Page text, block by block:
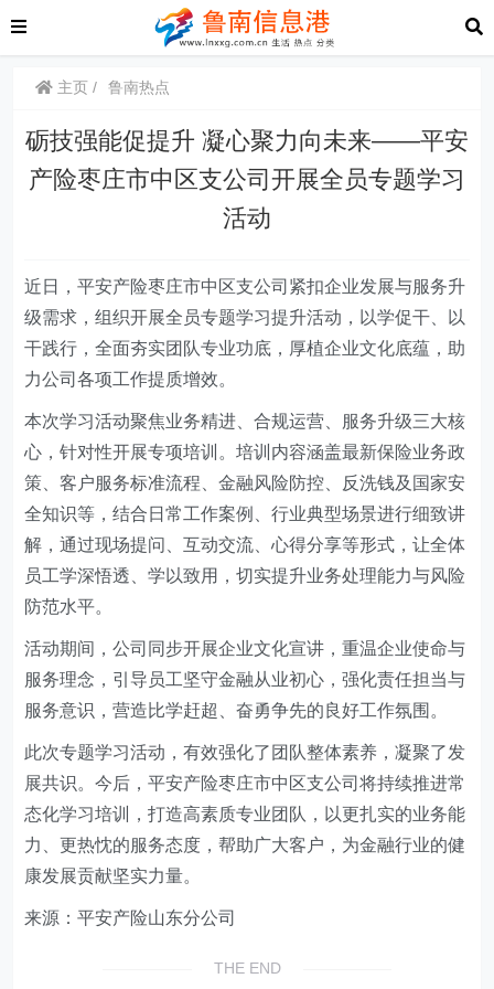
主页 鲁南热点
砺技强能促提升 凝心聚力向未来——平安
产险枣庄市中区支公司开展全员专题学习
活动
近日，平安产险枣庄市中区支公司紧扣企业发展与服务升
级需求，组织开展全员专题学习提升活动，以学促干、以
干践行，全面夯实团队专业功底，厚植企业文化底蕴，助
力公司各项工作提质增效。
本次学习活动聚焦业务精进、合规运营、服务升级三大核
心，针对性开展专项培训。培训内容涵盖最新保险业务政
策、客户服务标准流程、金融风险防控、反洗钱及国家安
全知识等，结合日常工作案例、行业典型场景进行细致讲
解，通过现场提问、互动交流、心得分享等形式，让全体
员工学深悟透、学以致用，切实提升业务处理能力与风险
防范水平。
活动期间，公司同步开展企业文化宣讲，重温企业使命与
服务理念，引导员工坚守金融从业初心，强化责任担当与
服务意识，营造比学赶超、奋勇争先的良好工作氛围。
此次专题学习活动，有效强化了团队整体素养，凝聚了发
展共识。今后，平安产险枣庄市中区支公司将持续推进常
态化学习培训，打造高素质专业团队，以更扎实的业务能
力、更热忱的服务态度，帮助广大客户，为金融行业的健
康发展贡献坚实力量。
来源：平安产险山东分公司
THE END